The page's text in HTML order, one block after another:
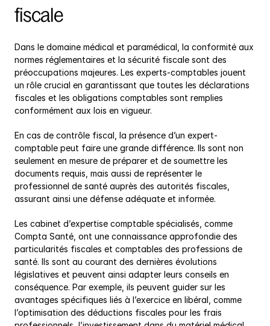
fiscale
Dans le domaine médical et paramédical, la conformité aux
normes réglementaires et la sécurité fiscale sont des
préoccupations majeures. Les experts-comptables jouent
un rôle crucial en garantissant que toutes les déclarations
fiscales et les obligations comptables sont remplies
conformément aux lois en vigueur.
En cas de contrôle fiscal, la présence d’un expert-
comptable peut faire une grande différence. Ils sont non
seulement en mesure de préparer et de soumettre les
documents requis, mais aussi de représenter le
professionnel de santé auprès des autorités fiscales,
assurant ainsi une défense adéquate et informée.
Les cabinet d’expertise comptable spécialisés, comme
Compta Santé, ont une connaissance approfondie des
particularités fiscales et comptables des professions de
santé. Ils sont au courant des dernières évolutions
législatives et peuvent ainsi adapter leurs conseils en
conséquence. Par exemple, ils peuvent guider sur les
avantages spécifiques liés à l’exercice en libéral, comme
l’optimisation des déductions fiscales pour les frais